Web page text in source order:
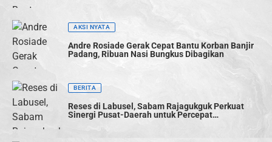
AKSI NYATA
Andre Rosiade Gerak Cepat Bantu Korban Banjir
Padang, Ribuan Nasi Bungkus Dibagikan
BERITA
Reses di Labusel, Sabam Rajagukguk Perkuat
Sinergi Pusat-Daerah untuk Percepat